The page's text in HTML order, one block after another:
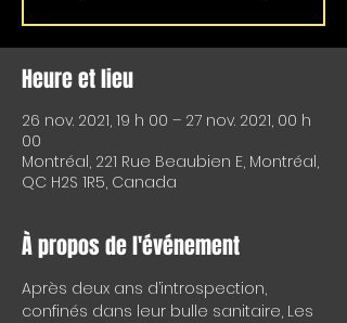
Heure et lieu
26 nov. 2021, 19 h 00 – 27 nov. 2021, 00 h
00
Montréal, 221 Rue Beaubien E, Montréal,
QC H2S 1R5, Canada
À propos de l'événement
Après deux ans d’introspection,
confinés dans leur bulle sanitaire, Les